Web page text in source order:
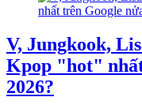
V, Jungkook,
Kpop "hot"
2026?